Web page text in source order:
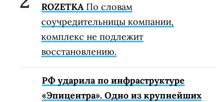
ROZETKA По словам
соучредительницы компании,
комплекс не подлежит
восстановлению.
РФ ударила по инфраструктуре
«Эпицентра». Одно из крупнейших